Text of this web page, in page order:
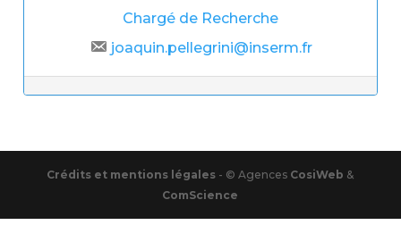
Chargé de Recherche
joaquin.pellegrini@inserm.fr
Post navigation
Crédits et mentions légales - © Agences CosiWeb &
ComScience